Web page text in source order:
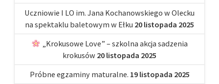
Uczniowie I LO im. Jana Kochanowskiego w Olecku
na spektaklu baletowym w Ełku 20 listopada 2025
„Krokusowe Love” – szkolna akcja sadzenia
krokusów 20 listopada 2025
Próbne egzaminy maturalne. 19 listopada 2025